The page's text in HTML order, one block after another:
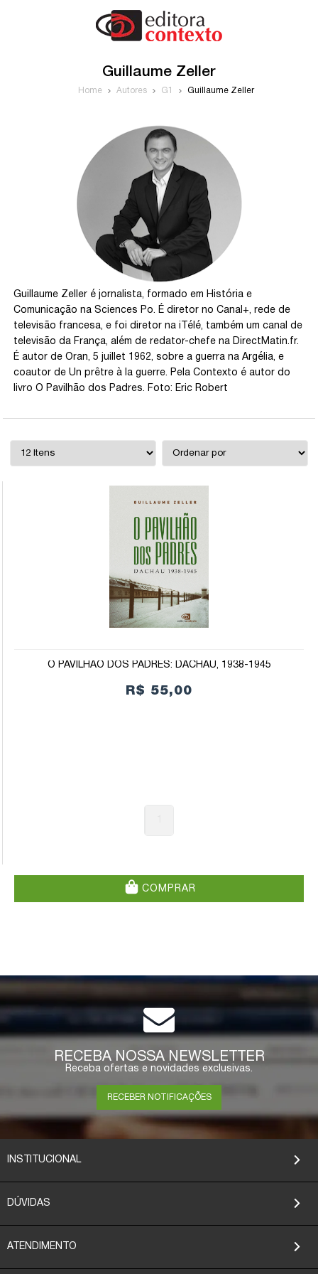
Guillaume Zeller
Home Autores G1 Guillaume Zeller
Guillaume Zeller é jornalista, formado em História e
Comunicação na Sciences Po. É diretor no Canal+, rede de
televisão francesa, e foi diretor na iTélé, também um canal de
televisão da França, além de redator-chefe na DirectMatin.fr.
É autor de Oran, 5 juillet 1962, sobre a guerra na Argélia, e
coautor de Un prêtre à la guerre. Pela Contexto é autor do
livro O Pavilhão dos Padres. Foto: Eric Robert
O PAVILHÃO DOS PADRES: DACHAU, 1938-1945
R$ 55,00
COMPRAR
RECEBA NOSSA NEWSLETTER
Receba ofertas e novidades exclusivas.
RECEBER NOTIFICAÇÕES
INSTITUCIONAL
DÚVIDAS
ATENDIMENTO